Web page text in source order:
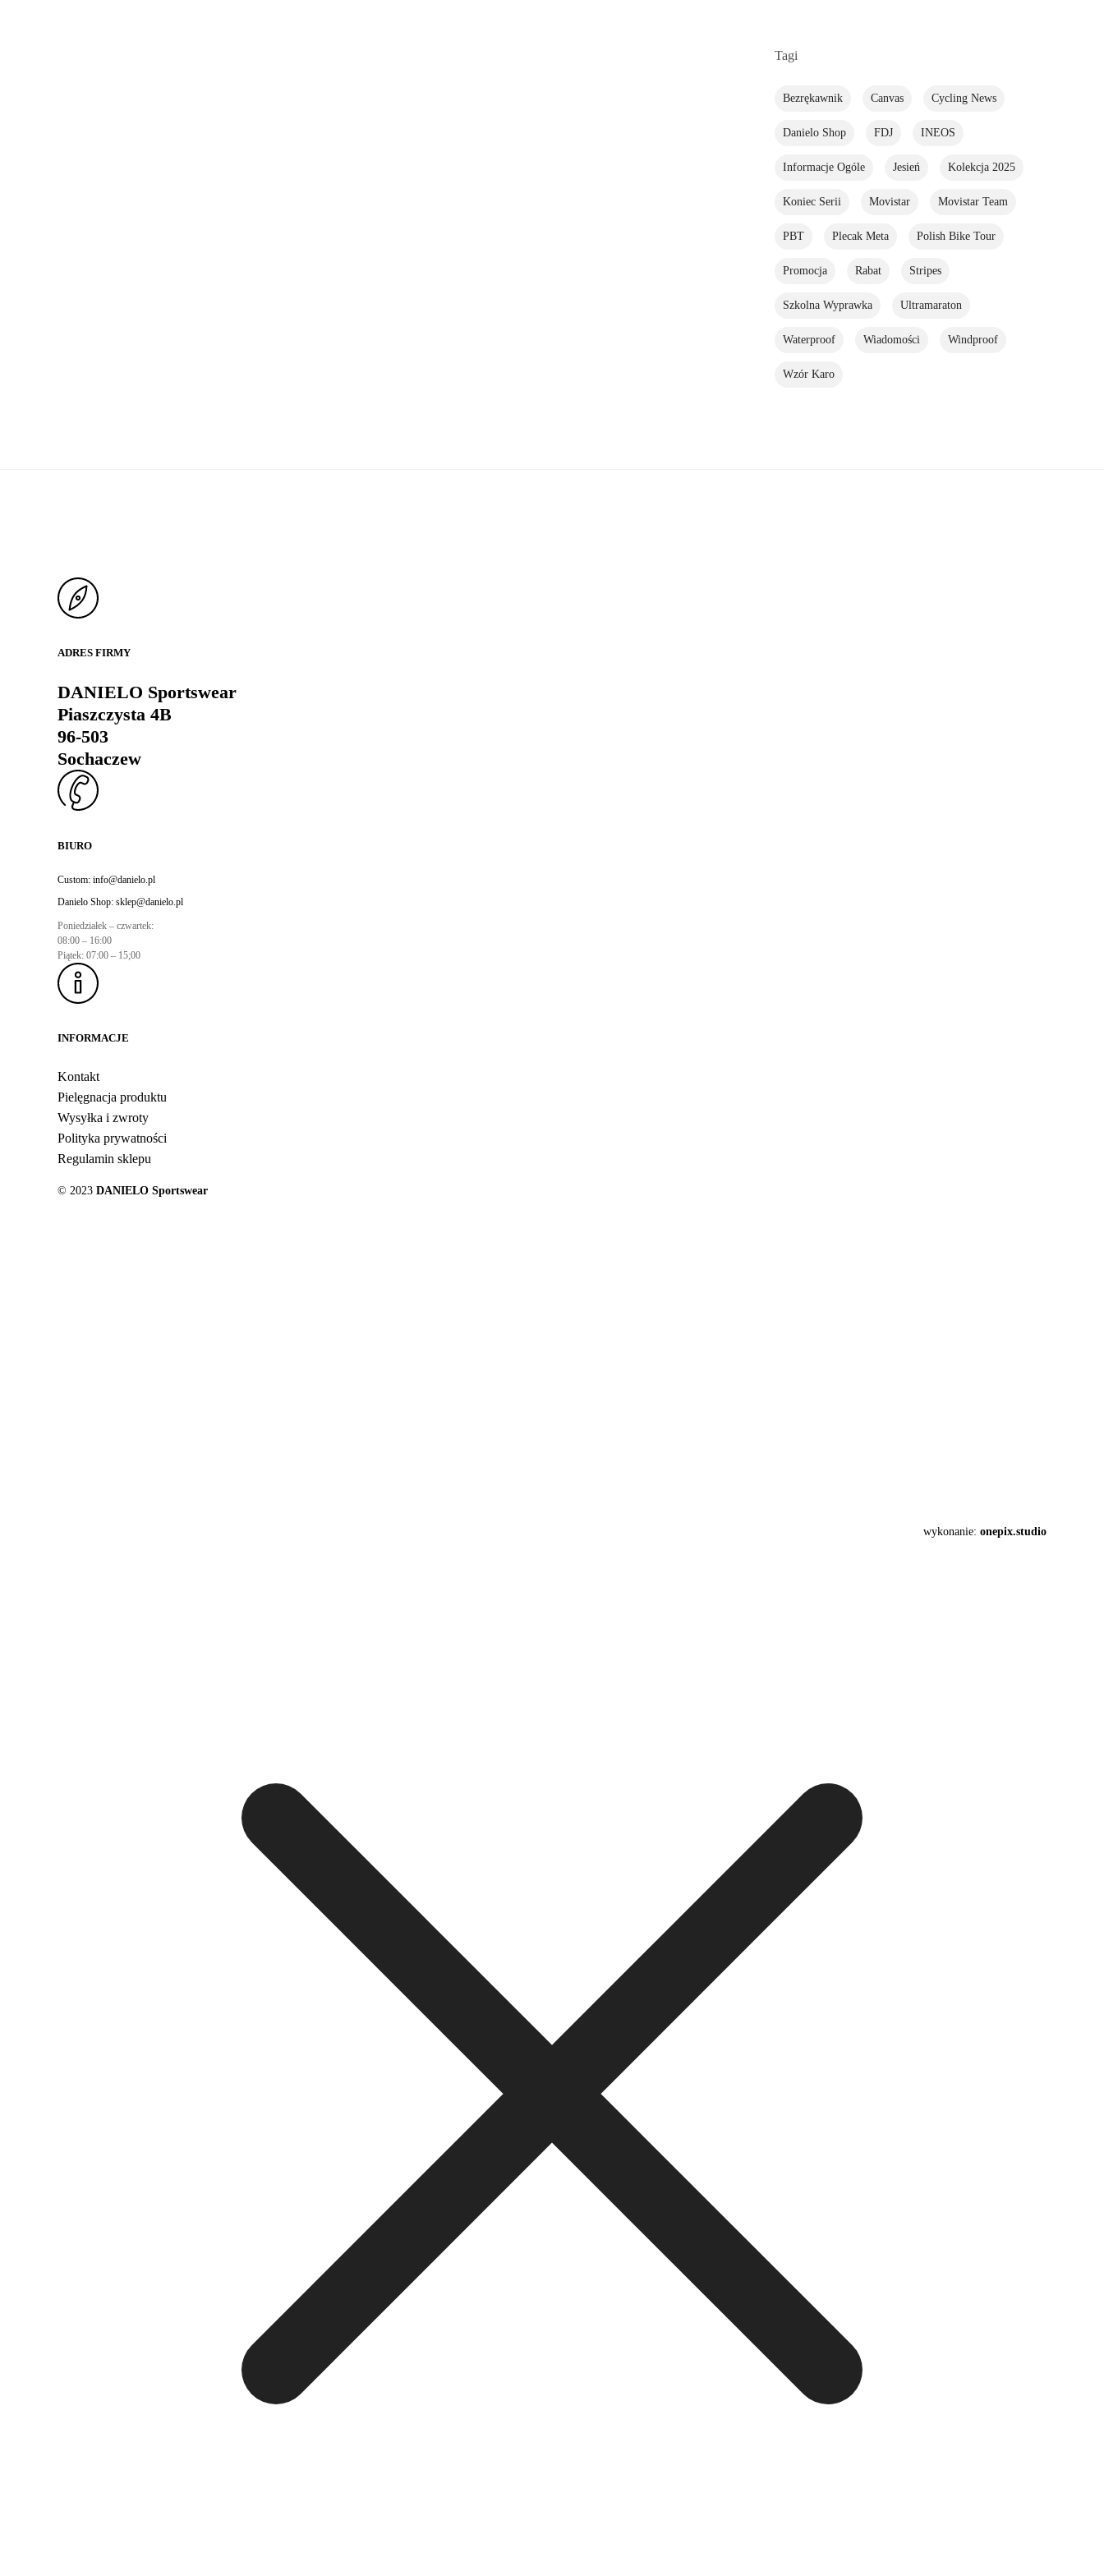
Tagi
Bezrękawnik Canvas Cycling News
Danielo Shop FDJ INEOS
Informacje Ogóle Jesień Kolekcja 2025
Koniec Serii Movistar Movistar Team
PBT Plecak Meta Polish Bike Tour
Promocja Rabat Stripes
Szkolna Wyprawka Ultramaraton
Waterproof Wiadomości Windproof
Wzór Karo
ADRES FIRMY
DANIELO Sportswear
Piaszczysta 4B
96-503
Sochaczew
BIURO
Custom: info@danielo.pl
Danielo Shop: sklep@danielo.pl
Poniedziałek – czwartek:
08:00 – 16:00
Piątek: 07:00 – 15;00
INFORMACJE
Kontakt
Pielęgnacja produktu
Wysyłka i zwroty
Polityka prywatności
Regulamin sklepu
© 2023 DANIELO Sportswear
wykonanie: onepix.studio